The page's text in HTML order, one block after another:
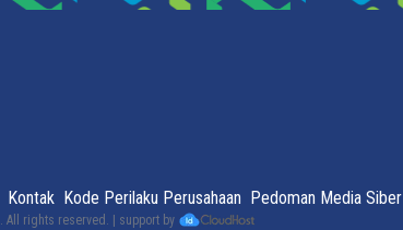
Kontak Kode Perilaku Perusahaan Pedoman Media Siber
. All rights reserved. | support by